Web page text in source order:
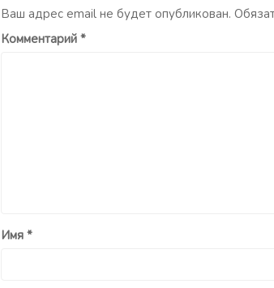
Ваш адрес email не будет опубликован.
Комментарий *
Имя *